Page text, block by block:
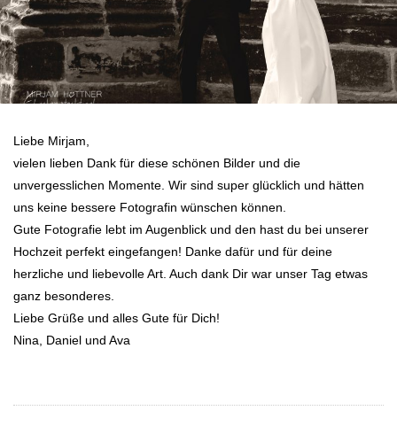
Liebe Mirjam,
vielen lieben Dank für diese schönen Bilder und die
unvergesslichen Momente. Wir sind super glücklich und hätten
uns keine bessere Fotografin wünschen können.
Gute Fotografie lebt im Augenblick und den hast du bei unserer
Hochzeit perfekt eingefangen! Danke dafür und für deine
herzliche und liebevolle Art. Auch dank Dir war unser Tag etwas
ganz besonderes.
Liebe Grüße und alles Gute für Dich!
Nina, Daniel und Ava